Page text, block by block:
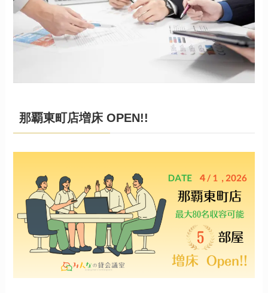
那覇東町店増床 OPEN!!